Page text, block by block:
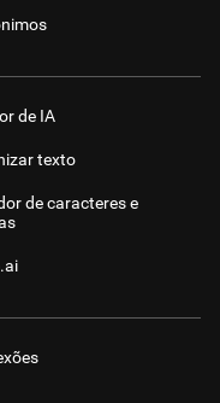
de IA
texto
de caracteres e